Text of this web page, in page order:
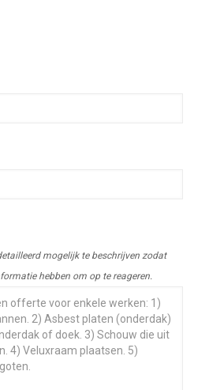
mogelijk te beschrijven zodat
hebben om op te reageren.